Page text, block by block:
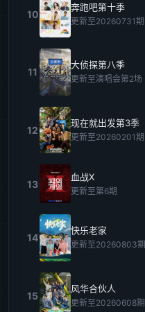
10
奔跑吧第十季
更新至20260731期
11
大侦探第八季
更新至演唱会第2场
12
现在就出发第3季
更新至20260201期
13
血战X
更新至第6期
14
快乐老家
更新至20260803期
15
风华合伙人
更新至20260608期